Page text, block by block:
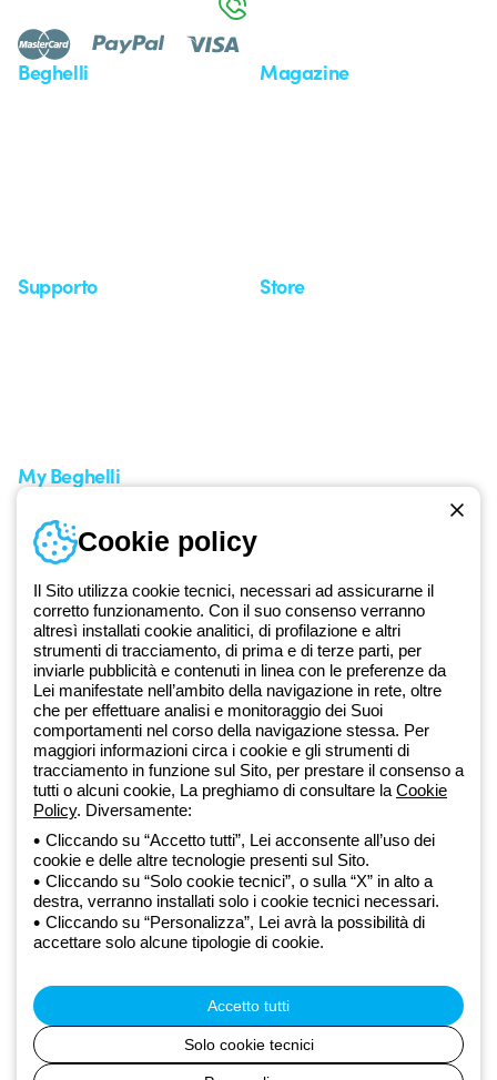
Dal 2025 Beghelli è parte del Gruppo GEWISS, all’interno
dell’ecosistema GEWISS LightZone, dove realizziamo soluzioni di
illuminazione integrate che trasformano la complessità in semplicità,
supportando professionisti e utenti finali nella realizzazione dei loro
bisogni.Scopri di più su GEWISS
Beghelli Magazine
Supporto Store
My Beghelli
Accedi o registrati
Formazione
Documentazione e software
Iscriviti alla newsletter
Privacy Policy
Cookie policy
Condizioni di vendita
Tutte le policy
Accessibilità
direzione e coordinamento di Gewiss S.p.A. - R.I. Bologna e C.F.
03829720378 - P.IVA (IT) 00666341201 - REA BO-319364 - Cap.
Soc. 10.000.000 EUR i.v.
Cookie policy
Il Sito utilizza cookie tecnici, necessari ad assicurarne il
corretto funzionamento. Con il suo consenso verranno
altresì installati cookie analitici, di profilazione e altri
strumenti di tracciamento, di prima e di terze parti, per
inviarle pubblicità e contenuti in linea con le preferenze da
Lei manifestate nell’ambito della navigazione in rete, oltre
che per effettuare analisi e monitoraggio dei Suoi
comportamenti nel corso della navigazione stessa. Per
maggiori informazioni circa i cookie e gli strumenti di
tracciamento in funzione sul Sito, per prestare il consenso a
tutti o alcuni cookie, La preghiamo di consultare la Cookie
Policy. Diversamente:
Cliccando su “Accetto tutti”, Lei acconsente all’uso dei
cookie e delle altre tecnologie presenti sul Sito.
Cliccando su “Solo cookie tecnici”, o sulla “X” in alto a
destra, verranno installati solo i cookie tecnici necessari.
Cliccando su “Personalizza”, Lei avrà la possibilità di
accettare solo alcune tipologie di cookie.
Accetto tutti
Solo cookie tecnici